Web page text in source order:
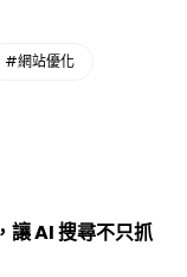
#網站優化
讓 AI 搜尋不只抓